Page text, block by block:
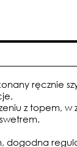
ręcznie
z topem, w
dogodna